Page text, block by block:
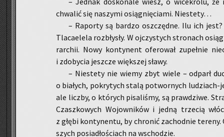
chwa­lić się na­szy­mi osią­gnię­cia­mi. Nie­ste­ty…
– Ra­por­ty są bar­dzo oszczęd­ne. Ilu ich
Tla­ca­ele­la roz­bły­sły. W oj­czy­stych stro­nach
rar­chii. Nowy kon­ty­nent ofe­ro­wał zu­peł­nie
i zdo­by­cia jesz­cze więk­szej sławy.
– Nie­ste­ty nie wiemy zbyt wiele – od­parł
o bia­łych, po­kry­tych stalą po­twor­nych lu­dziach-
ale licz­by, o któ­rych pi­sa­li­śmy, są praw­dzi­we.
Czasz­ko­wych Wo­jow­ni­ków i jedną trze­cią
z głębi kon­ty­nen­tu, by chro­nić za­chod­nie
szych po­sia­dło­ściach na wscho­dzie.